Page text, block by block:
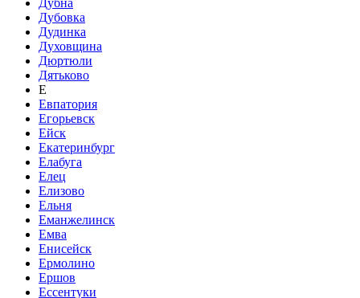
Дубовка
Дудинка
Духовщина
Дюртюли
Дятьково
Е
Евпатория
Егорьевск
Ейск
Екатеринбург
Елабуга
Елец
Елизово
Ельня
Еманжелинск
Емва
Енисейск
Ермолино
Ершов
Ессентуки